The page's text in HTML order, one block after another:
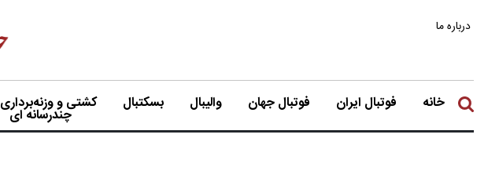
درباره ما
خانه فوتبال ایران فوتبال جهان والیبال بسکتبال کشتی و وزنه‌برداری
چندرسانه ای